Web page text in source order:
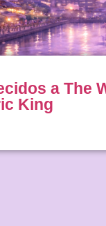
a The
King